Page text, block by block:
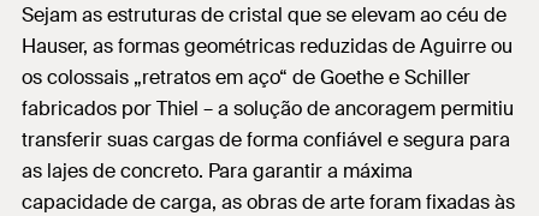
Sejam as estruturas de cristal que se elevam ao céu de
Hauser, as formas geométricas reduzidas de Aguirre ou
os colossais „retratos em aço“ de Goethe e Schiller
fabricados por Thiel – a solução de ancoragem permitiu
transferir suas cargas de forma confiável e segura para
as lajes de concreto. Para garantir a máxima
capacidade de carga, as obras de arte foram fixadas às